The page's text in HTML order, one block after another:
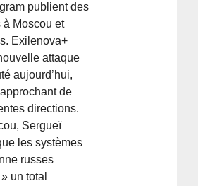
publient des
à Moscou et
Exilenova+
attaque
aujourd’hui,
de
directions.
Sergueï
les systèmes
russes
un total